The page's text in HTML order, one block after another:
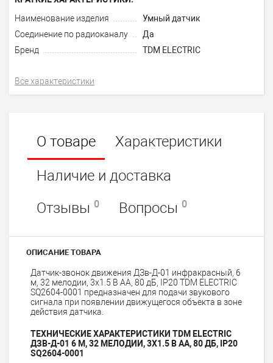
Наименование изделия
Умный датчик
Соединение по радиоканалу
Да
Бренд
TDM ELECTRIC
Все характеристики
О товаре
Характеристики
Наличие и доставка
Отзывы 0 Вопросы 0
ОПИСАНИЕ ТОВАРА
Датчик-звонок движения ДЗв-Д-01 инфракрасный, 6
м, 32 мелодии, 3x1.5 В АА, 80 дБ, IP20 TDM ELECTRIC
SQ2604-0001 предназначен для подачи звукового
сигнала при появлении движущегося объекта в зоне
действия датчика.
ТЕХНИЧЕСКИЕ ХАРАКТЕРИСТИКИ TDM ELECTRIC
ДЗВ-Д-01 6 М, 32 МЕЛОДИИ, 3X1.5 В АА, 80 ДБ, IP20
SQ2604-0001